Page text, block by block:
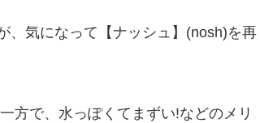
、気になって【ナッシュ】(nosh)を再
方で、水っぽくてまずい!などのメリ